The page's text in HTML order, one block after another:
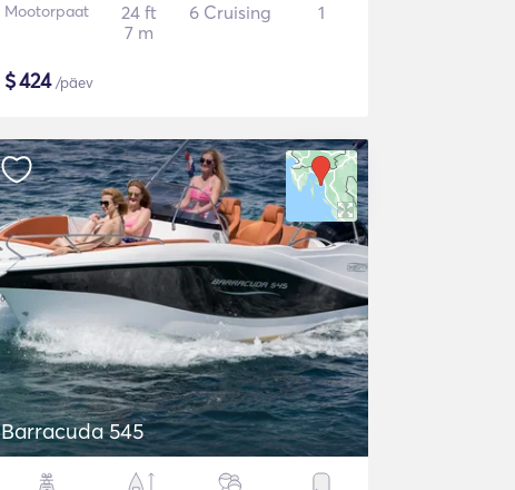
Mootorpaat
24 ft
7 m
6 Cruising 1
$424/päev
Barracuda 545